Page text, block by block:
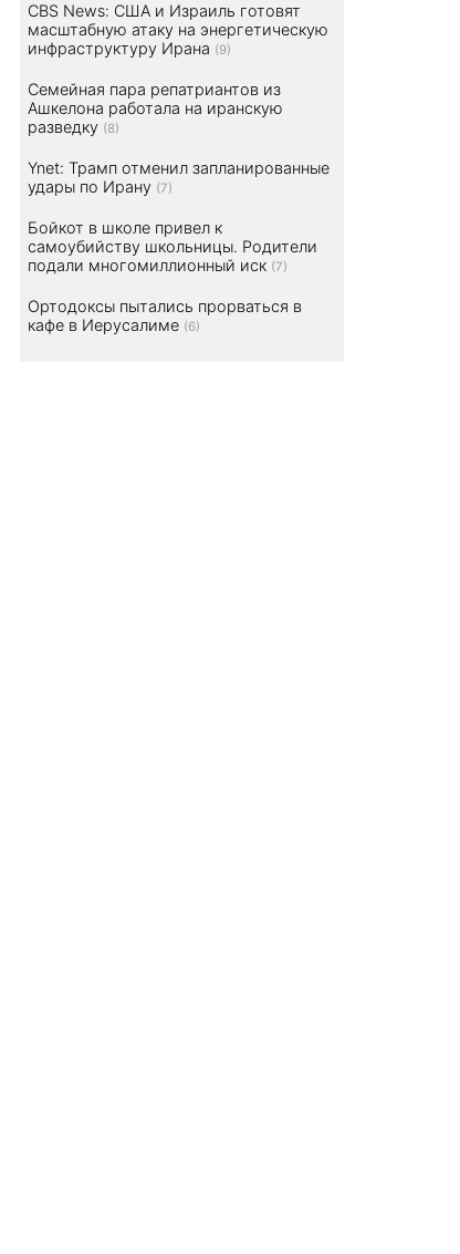
CBS News: США и Израиль готовят
масштабную атаку на энергетическую
инфраструктуру Ирана (9)
Семейная пара репатриантов из
Ашкелона работала на иранскую
разведку (8)
Ynet: Трамп отменил запланированные
удары по Ирану (7)
Бойкот в школе привел к
самоубийству школьницы. Родители
подали многомиллионный иск (7)
Ортодоксы пытались прорваться в
кафе в Иерусалиме (6)